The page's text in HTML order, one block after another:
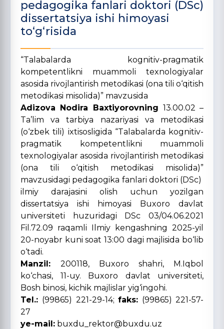
pedagogika fanlari doktori (DSc)
dissertatsiya ishi himoyasi
to‘g‘risida
“Talabalarda kognitiv-pragmatik
kompetentlikni muammoli texnologiyalar
asosida rivojlantirish metodikasi (ona tili o‘qitish
metodikasi misolida)” mavzusida
Adizova Nodira Baxtiyorovning 13.00.02 –
Ta’lim va tarbiya nazariyasi va metodikasi
(o‘zbek tili) ixtisosligida “Talabalarda kognitiv-
pragmatik kompetentlikni muammoli
texnologiyalar asosida rivojlantirish metodikasi
(ona tili o‘qitish metodikasi misolida)”
mavzusidagi pedagogika fanlari doktori (DSc)
ilmiy darajasini olish uchun yozilgan
dissertatsiya ishi himoyasi Buxoro davlat
universiteti huzuridagi DSc 03/04.06.2021
Fil.72.09 raqamli Ilmiy kengashning 2025-yil
20-noyabr kuni soat 13:00 dagi majlisida bo‘lib
o‘tadi.
Manzil: 200118, Buxoro shahri, M.Iqbol
ko‘chasi, 11-uy. Buxoro davlat universiteti,
Bosh binosi, kichik majlislar yig‘ingohi.
Tel.: (99865) 221-29-14;faks: (99865) 221-57-
27
ye-mail: buxdu_rektor@buxdu.uz